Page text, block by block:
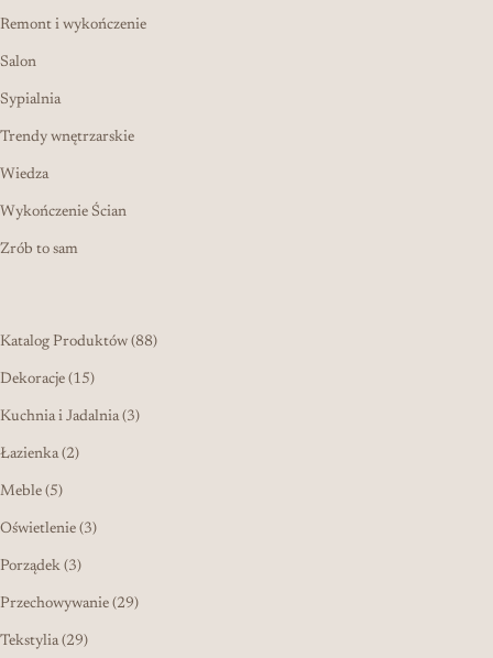
Remont i wykończenie
Salon
Sypialnia
Trendy wnętrzarskie
Wiedza
Wykończenie Ścian
Zrób to sam
Katalog Produktów 8888 produktów
Dekoracje 1515 produktów
Kuchnia i Jadalnia 33 produkty
Łazienka 22 produkty
Meble 55 produktów
Oświetlenie 33 produkty
Porządek 33 produkty
Przechowywanie 2929 produktów
Tekstylia 2929 produktów